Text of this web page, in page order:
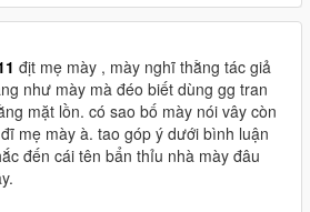
địt mẹ mày , mày nghĩ thằng tác giả
như mày mà đéo biết dùng gg tran
mặt lồn. có sao bố mày nói vây còn
mẹ mày à. tao góp ý dưới bình luận
đến cái tên bẩn thỉu nhà mày đâu